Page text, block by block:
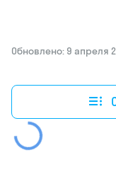
Обновлено: 9 апреля